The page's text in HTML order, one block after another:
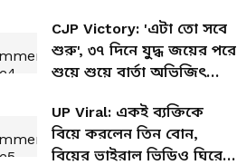
CJP Victory: 'এটা তো সবে
শুরু', ৩৭ দিনে যুদ্ধ জয়ের পরে
শুয়ে শুয়ে বার্তা অভিজিৎ
UP Viral: একই ব্যক্তিকে
বিয়ে করলেন তিন বোন,
বিয়ের ভাইরাল ভিডিও ঘিরে